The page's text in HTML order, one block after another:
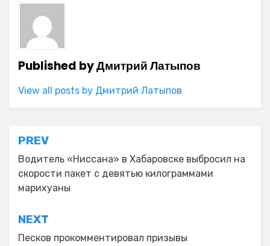
Published byДмитрий Латыпов
View all posts by Дмитрий Латыпов
Навигация
по
записям
PREV
Водитель «Ниссана» в Хабаровске выбросил на
скорости пакет с девятью килограммами
марихуаны
NEXT
Песков прокомментировал призывы